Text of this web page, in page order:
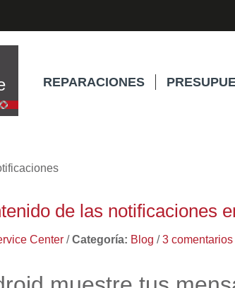
REPARACIONES
de las notificaciones
Center /Categoría: Blog /3 comentarios